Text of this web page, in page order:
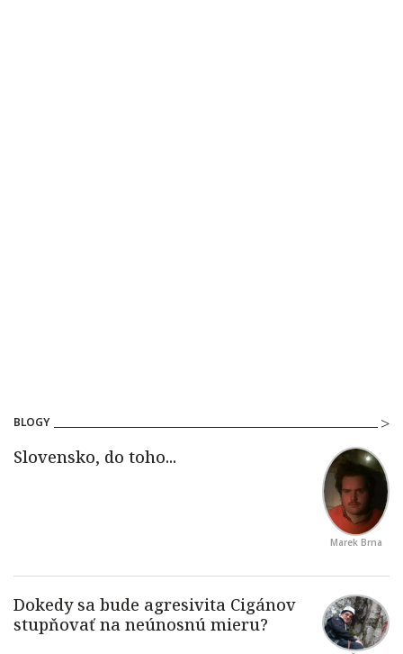
BLOGY
Marek Brna